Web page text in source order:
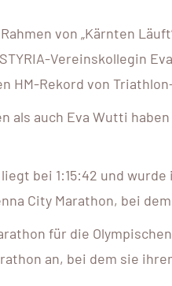
von „Kärnten
STYRIA-Vereinskollegin
HM-Rekord von
als auch Eva Wutti
bei 1:15:42 und
City Marathon, bei
für die
an, bei dem sie